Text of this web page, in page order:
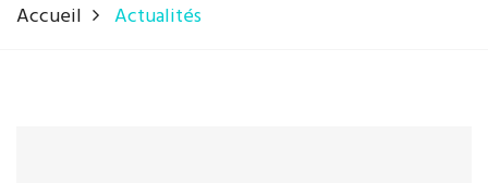
Accueil Actualités